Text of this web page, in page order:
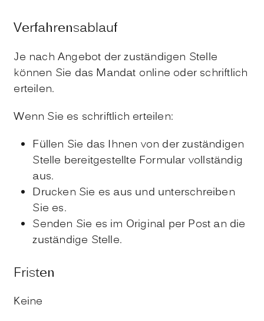
Verfahrensablauf
Je nach Angebot der zuständigen Stelle
können Sie das Mandat online oder schriftlich
erteilen.
Wenn Sie es schriftlich erteilen:
Füllen Sie das Ihnen von der zuständigen
Stelle bereitgestellte Formular vollständig
aus.
Drucken Sie es aus und unterschreiben
Sie es.
Senden Sie es im Original per Post an die
zuständige Stelle.
Fristen
Keine